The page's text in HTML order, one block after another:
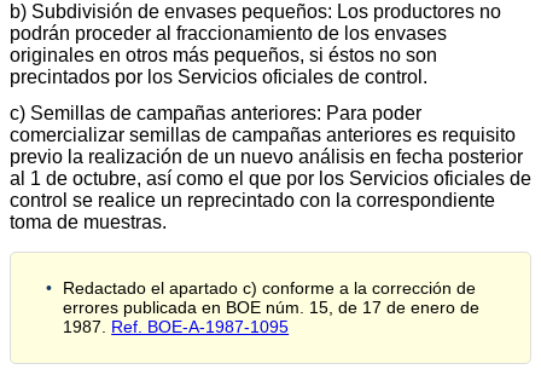
b) Subdivisión de envases pequeños: Los productores no
podrán proceder al fraccionamiento de los envases
originales en otros más pequeños, si éstos no son
precintados por los Servicios oficiales de control.
c) Semillas de campañas anteriores: Para poder
comercializar semillas de campañas anteriores es requisito
previo la realización de un nuevo análisis en fecha posterior
al 1 de octubre, así como el que por los Servicios oficiales de
control se realice un reprecintado con la correspondiente
toma de muestras.
Redactado el apartado c) conforme a la corrección de
errores publicada en BOE núm. 15, de 17 de enero de
1987. Ref. BOE-A-1987-1095